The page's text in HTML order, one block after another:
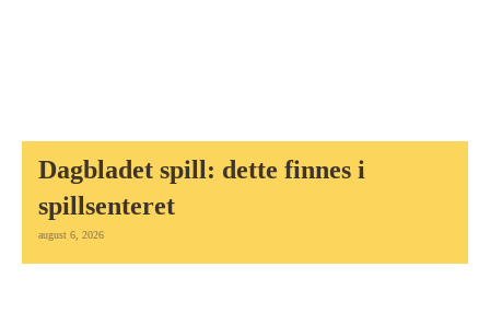
Dagbladet spill: dette finnes i
spillsenteret
august 6, 2026